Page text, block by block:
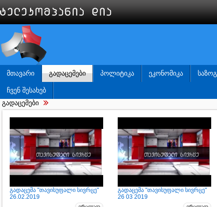
ᲛᲗᲐᲕᲐᲠᲘ ᲒᲐᲓᲐᲪᲔᲛᲔᲑᲘ ᲞᲝᲚᲘᲢᲘᲙᲐ ᲔᲙᲝᲜᲝᲛᲘᲙᲐ
ᲩᲕᲔᲜ ᲨᲔᲡᲐᲮᲔᲑ
გადაცემები
გადაცემა "თავისუფალი სივრცე"
26.02.2019
გადაცემა "თავისუფალი სივრცე"
26 03 2019